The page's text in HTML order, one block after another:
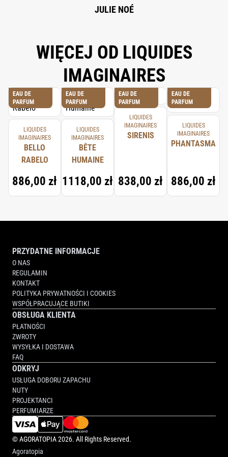
TERPINOLENE, TERPINEOL, GERANIOL, ALPHA-TERPINENE, EUCALYPTUS
JULIE NOÉ
WIĘCEJ OD LIQUIDES
IMAGINAIRES
EAU DE
PARFUM
LIQUIDES
IMAGINAIRES
BELLO
RABELO
886,00 zł
EAU DE
PARFUM
LIQUIDES
IMAGINAIRES
BÊTE
HUMAINE
1118,00 zł
EAU DE
PARFUM
LIQUIDES
IMAGINAIRES
SIRENIS
838,00 zł
EAU DE
PARFUM
LIQUIDES
IMAGINAIRES
PHANTASMA
886,00 zł
PRZYDATNE INFORMACJE
O NAS
REGULAMIN
KONTAKT
POLITYKA PRYWATNOŚCI I COOKIES
WSPÓŁPRACUJĄCE BUTIKI
OBSŁUGA KLIENTA
PŁATNOŚCI
ZWROTY
WYSYŁKA I DOSTAWA
FAQ
ODKRYJ
USŁUGA DOBORU ZAPACHU
NUTY
PROJEKTANCI
PERFUMIARZE
©AGORATOPIA2026. All Rights Reserved.
Agoratopia